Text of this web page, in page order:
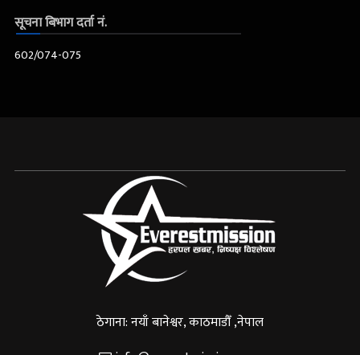
सूचना बिभाग दर्ता नं.
602/074-075
ठेगाना: नयाँ बानेश्वर, काठमाडौँ ,नेपाल